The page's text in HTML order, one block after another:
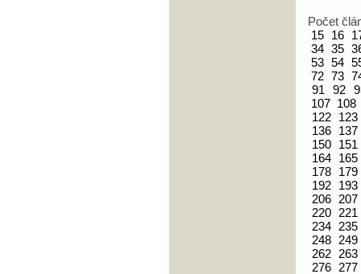
Počet
15 16
34 35
53 54
72 73
91
92
107 108
122
123
136
137
150
151
164
165
178
179
192
193
206 207
220
221
234
235
248
249
262
263
276
277